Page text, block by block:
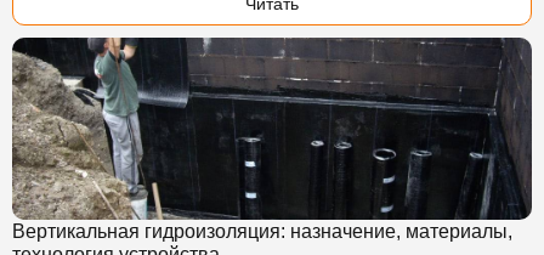
Вертикальная гидроизоляция: назначение, материалы,